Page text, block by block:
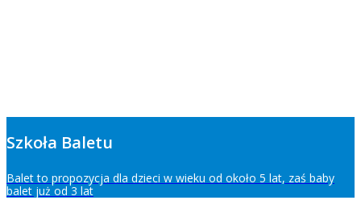
Szkoła Baletu
Balet to propozycja dla dzieci w wieku od około 5 lat, zaś baby
balet już od 3 lat